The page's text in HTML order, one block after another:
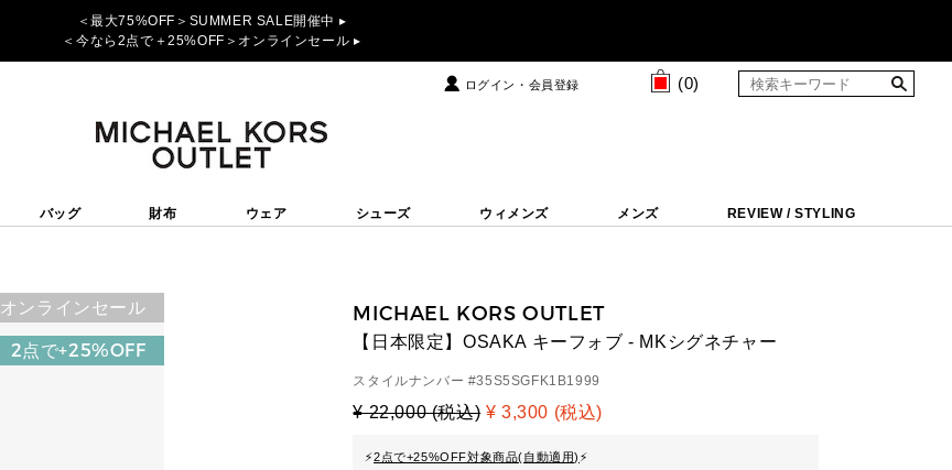
＜最大75%OFF＞SUMMER SALE開催中 ▸
＜今なら2点で＋25%OFF＞オンラインセール ▸
ログイン・会員登録 (0)
バッグ 財布 ウェア シューズ ウィメンズ メンズ REVIEW / STYLING
オンラインセール
2点で+25%OFF
MICHAEL KORS OUTLET
【日本限定】OSAKA キーフォブ - MKシグネチャー
スタイルナンバー #35S5SGFK1B1999
¥ 22,000 (税込) ¥ 3,300 (税込)
⚡2点で+25%OFF対象商品(自動適用) ⚡